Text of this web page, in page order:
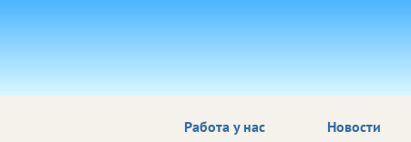
Работа у нас Новости